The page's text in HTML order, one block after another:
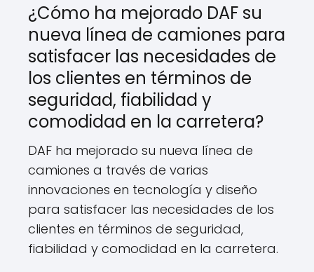
¿Cómo ha mejorado DAF su
nueva línea de camiones para
satisfacer las necesidades de
los clientes en términos de
seguridad, fiabilidad y
comodidad en la carretera?
DAF ha mejorado su nueva línea de
camiones a través de varias
innovaciones en tecnología y diseño
para satisfacer las necesidades de los
clientes en términos de seguridad,
fiabilidad y comodidad en la carretera.